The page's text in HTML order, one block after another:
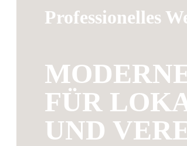
Professionelles
FÜR
UND